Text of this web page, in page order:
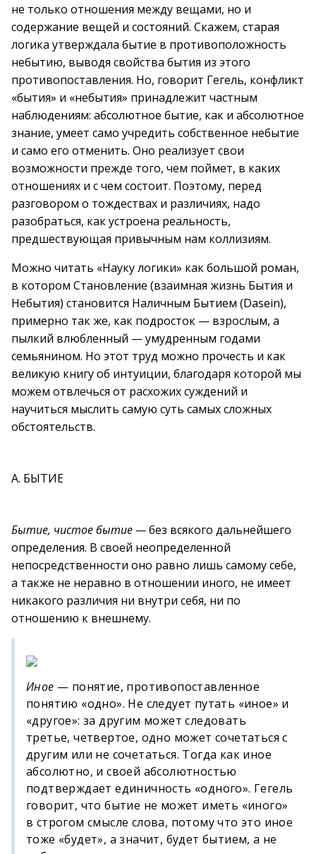
не только отношения между вещами, но и
содержание вещей и состояний. Скажем, старая
логика утверждала бытие в противоположность
небытию, выводя свойства бытия из этого
противопоставления. Но, говорит Гегель, конфликт
«бытия» и «небытия» принадлежит частным
наблюдениям: абсолютное бытие, как и абсолютное
знание, умеет само учредить собственное небытие
и само его отменить. Оно реализует свои
возможности прежде того, чем поймет, в каких
отношениях и с чем состоит. Поэтому, перед
разговором о тождествах и различиях, надо
разобраться, как устроена реальность,
предшествующая привычным нам коллизиям.
Можно читать «Науку логики» как большой роман,
в котором Становление (взаимная жизнь Бытия и
Небытия) становится Наличным Бытием (Dasein),
примерно так же, как подросток — взрослым, а
пылкий влюбленный — умудренным годами
семьянином. Но этот труд можно прочесть и как
великую книгу об интуиции, благодаря которой мы
можем отвлечься от расхожих суждений и
научиться мыслить самую суть самых сложных
обстоятельств.
А. БЫТИЕ
Бытие, чистое бытие —без всякого дальнейшего
определения. В своей неопределенной
непосредственности оно равно лишь самому себе,
а также не неравно в отношении иного, не имеет
никакого различия ни внутри себя, ни по
отношению к внешнему.
Иное — понятие, противопоставленное
понятию «одно». Не следует путать «иное» и
«другое»: за другим может следовать
третье, четвертое, одно может сочетаться с
другим или не сочетаться. Тогда как иное
абсолютно, и своей абсолютностью
подтверждает единичность «одного». Гегель
говорит, что бытие не может иметь «иного»
в строгом смысле слова, потому что это иное
тоже «будет», а значит, будет бытием, а не